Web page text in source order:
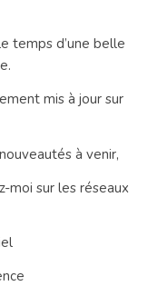
temps d’une belle
mis à jour sur
à venir,
moi sur les réseaux